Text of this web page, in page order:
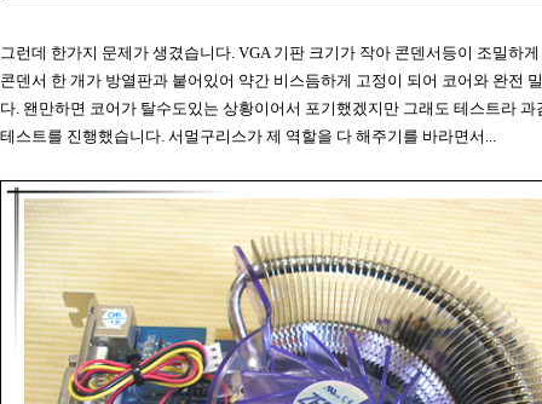
그런데 한가지 문제가 생겼습니다. VGA 기판 크기가 작아 콘덴서등이 조밀하
콘덴서 한 개가 방열판과 붙어있어 약간 비스듬하게 고정이 되어 코어와 완전
다. 왠만하면 코어가 탈수도있는 상황이어서 포기했겠지만 그래도 테스트라 과
테스트를 진행했습니다. 서멀구리스가 제 역할을 다 해주기를 바라면서...